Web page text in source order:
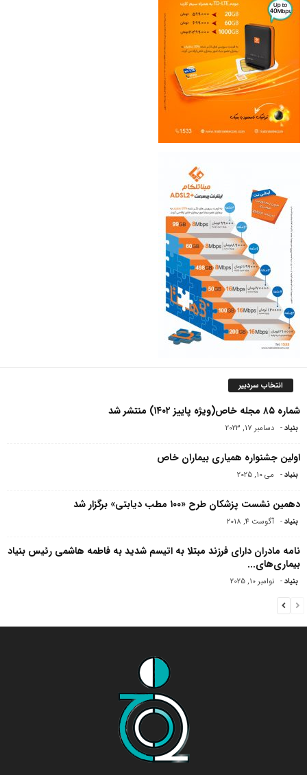
انتخاب سردبیر
شماره ۸۵ مجله خاص(ویژه پاییز ۱۴۰۲) منتشر شد
بنیاد- دسامبر 17, 2023
اولین جشنواره همیاری بیماران خاص
بنیاد- می 10, 2025
دهمین نشست پزشکان طرح «۱۰۰ مطب دیابتی» برگزار شد
بنیاد- آگوست 4, 2018
نامه مادران دارای فرزند مبتلا به اتیسم شدید به فاطمه هاشمی رئیس بنیاد
بیماری‌های...
بنیاد- نوامبر 10, 2025